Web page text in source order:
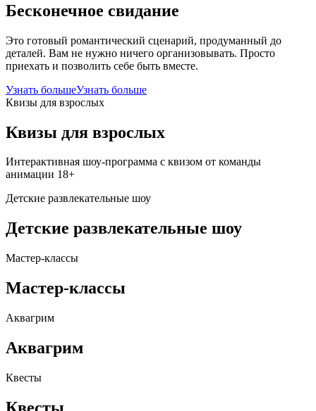
Бесконечное свидание
Это готовый романтический сценарий, продуманный до
деталей. Вам не нужно ничего организовывать. Просто
приехать и позволить себе быть вместе.
Узнать большеУзнать больше
Квизы для взрослых
Квизы для взрослых
Интерактивная шоу-программа с квизом от команды
анимации 18+
Детские развлекательные шоу
Детские развлекательные шоу
Мастер-классы
Мастер-классы
Аквагрим
Аквагрим
Квесты
Квесты